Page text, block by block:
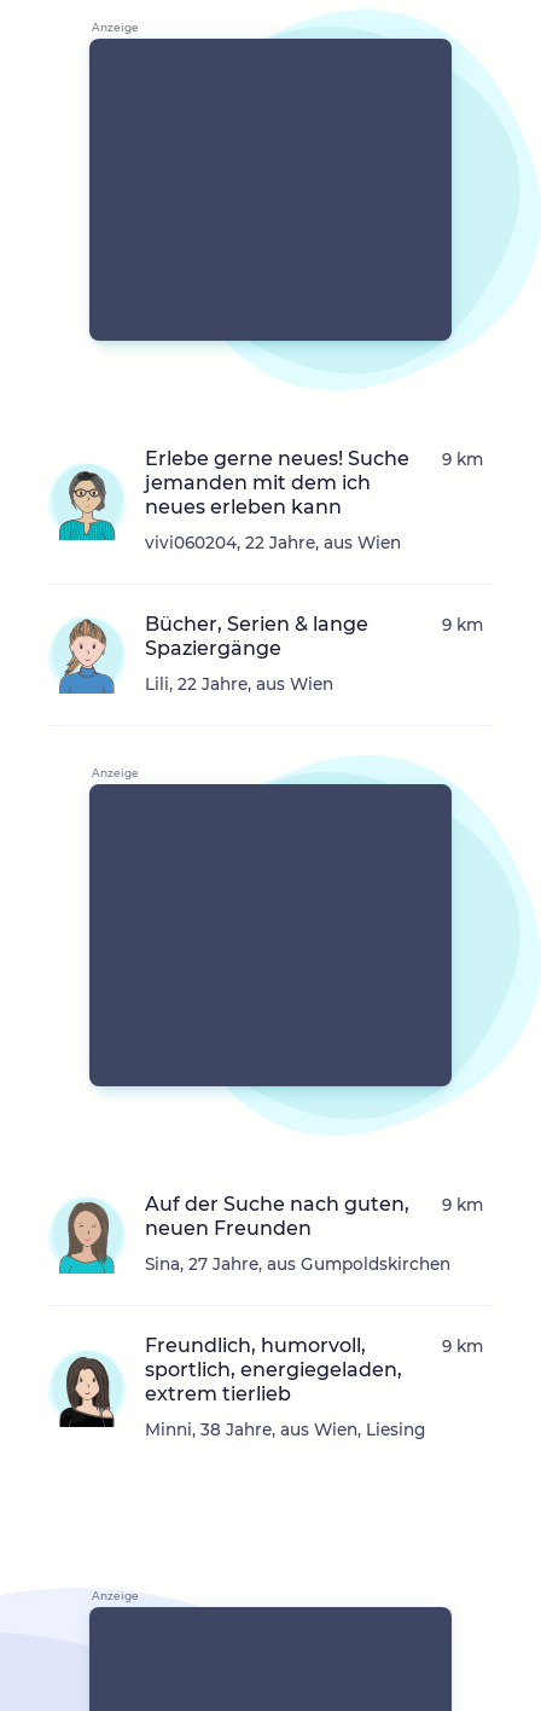
Erlebe gerne neues! Suche
jemanden mit dem ich
neues erleben kann
vivi060204, 22 Jahre, aus Wien
9 km
Bücher, Serien & lange
Spaziergänge
Lili, 22 Jahre, aus Wien
9 km
Auf der Suche nach guten,
neuen Freunden
Sina, 27 Jahre, aus Gumpoldskirchen
9 km
Freundlich, humorvoll,
sportlich, energiegeladen,
extrem tierlieb
Minni, 38 Jahre, aus Wien, Liesing
9 km